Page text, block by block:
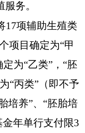
务。
17项辅助生殖类
项目确定为“甲
为“乙类”，“胚
“丙类”（即不予
培养”、“胚胎培
年单行支付限3